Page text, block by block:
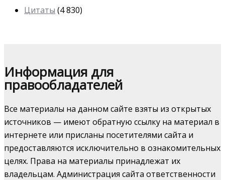
Цитаты (4 830)
Информация для
правообладателей
Все материалы на данном сайте взяты из открытых
источников — имеют обратную ссылку на материал в
интернете или присланы посетителями сайта и
предоставляются исключительно в ознакомительных
целях. Права на материалы принадлежат их
владельцам. Администрация сайта ответственности